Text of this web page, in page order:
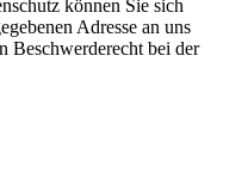
können Sie sich
Adresse an uns
Beschwerderecht bei der